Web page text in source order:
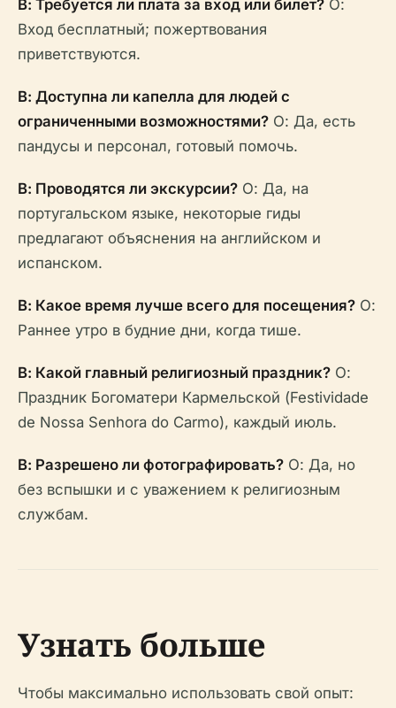
В: Требуется ли плата за вход или билет? О:
Вход бесплатный; пожертвования
приветствуются.
В: Доступна ли капелла для людей с
ограниченными возможностями? О: Да, есть
пандусы и персонал, готовый помочь.
В: Проводятся ли экскурсии? О: Да, на
португальском языке, некоторые гиды
предлагают объяснения на английском и
испанском.
В: Какое время лучше всего для посещения? О:
Раннее утро в будние дни, когда тише.
В: Какой главный религиозный праздник? О:
Праздник Богоматери Кармельской (Festividade
de Nossa Senhora do Carmo), каждый июль.
В: Разрешено ли фотографировать? О: Да, но
без вспышки и с уважением к религиозным
службам.
Узнать больше
Чтобы максимально использовать свой опыт: